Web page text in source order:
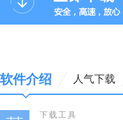
软件介绍 人气下载
下载工具